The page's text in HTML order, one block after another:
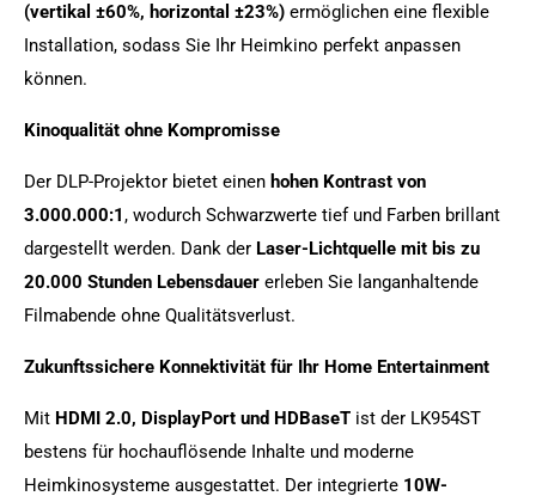
(vertikal ±60%, horizontal ±23%) ermöglichen eine flexible
Installation, sodass Sie Ihr Heimkino perfekt anpassen
können.
Kinoqualität ohne Kompromisse
Der DLP-Projektor bietet einen hohen Kontrast von
3.000.000:1, wodurch Schwarzwerte tief und Farben brillant
dargestellt werden. Dank der Laser-Lichtquelle mit bis zu
20.000 Stunden Lebensdauer erleben Sie langanhaltende
Filmabende ohne Qualitätsverlust.
Zukunftssichere Konnektivität für Ihr Home Entertainment
Mit HDMI 2.0, DisplayPort und HDBaseT ist der LK954ST
bestens für hochauflösende Inhalte und moderne
Heimkinosysteme ausgestattet. Der integrierte 10W-